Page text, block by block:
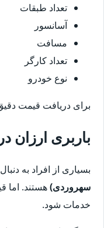
تعداد طبقات
آسانسور
مسافت
تعداد کارگر
نوع خودرو
برای دریافت قیمت
باربری ارزان
بسیاری از افراد به دنبال
سهروردی)هستند. اما
خدمات شود.